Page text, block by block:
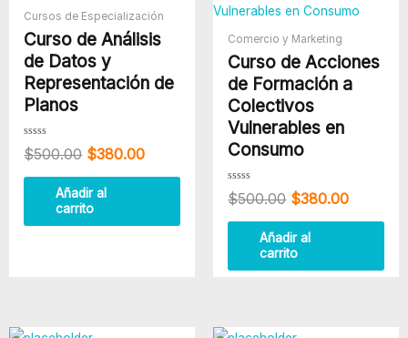
Cursos de Especialización
Curso de Análisis
de Datos y
Representación de
Planos
Valorado
con
de
$500.00
era:
$500.00.
$380.00
es:
$380.00.
Añadir al
carrito
Comercio y Marketing
Curso de Acciones
de Formación a
Colectivos
Vulnerables en
Consumo
Valorado
con
de
$500.00
era:
$500.00.
$380.00
es:
Añadir al
carrito